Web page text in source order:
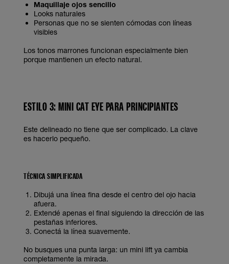
Maquillaje ojos sencillo
Looks naturales
Personas que no se sienten cómodas con líneas
visibles
Los tonos marrones funcionan especialmente bien
porque mantienen un efecto natural.
ESTILO 3: MINI CAT EYE PARA PRINCIPIANTES
Este delineado no tiene que ser complicado. La clave
es hacerlo pequeño.
TÉCNICA SIMPLIFICADA
Dibujá una línea fina desde el centro del ojo hacia
afuera.
Extendé apenas el final siguiendo la dirección de las
pestañas inferiores.
Conectá la línea suavemente.
No busques una punta larga: un mini lift ya cambia
completamente la mirada.